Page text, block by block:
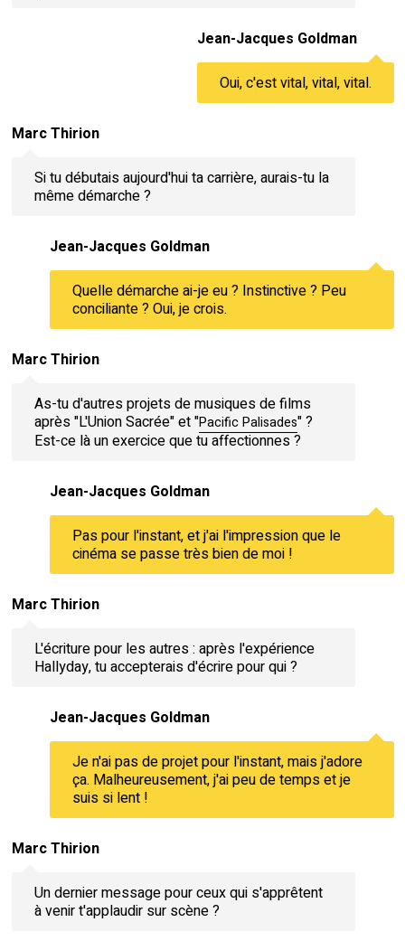
Jean-Jacques Goldman
Oui, c'est vital, vital, vital.
Marc Thirion
Si tu débutais aujourd'hui ta carrière, aurais-tu la
même démarche ?
Jean-Jacques Goldman
Quelle démarche ai-je eu ? Instinctive ? Peu
conciliante ? Oui, je crois.
Marc Thirion
As-tu d'autres projets de musiques de films
après "L'Union Sacrée" et "Pacific Palisades" ?
Est-ce là un exercice que tu affectionnes ?
Jean-Jacques Goldman
Pas pour l'instant, et j'ai l'impression que le
cinéma se passe très bien de moi !
Marc Thirion
L'écriture pour les autres : après l'expérience
Hallyday, tu accepterais d'écrire pour qui ?
Jean-Jacques Goldman
Je n'ai pas de projet pour l'instant, mais j'adore
ça. Malheureusement, j'ai peu de temps et je
suis si lent !
Marc Thirion
Un dernier message pour ceux qui s'apprêtent
à venir t'applaudir sur scène ?